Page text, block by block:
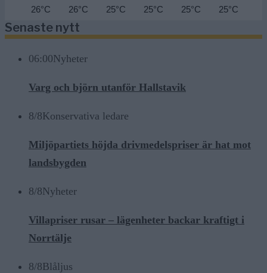
26°C 26°C 25°C 25°C 25°C 25°C
Senaste nytt
06:00Nyheter
Varg och björn utanför Hallstavik
8/8Konservativa ledare
Miljöpartiets höjda drivmedelspriser är hat mot
landsbygden
8/8Nyheter
Villapriser rusar – lägenheter backar kraftigt i
Norrtälje
8/8Blåljus